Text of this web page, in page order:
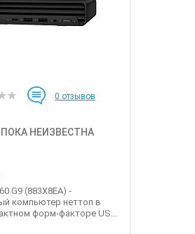
0 отзывов
НЕИЗВЕСТНА
G9 (883X8EA) -
компьютер неттоп в
форм-факторе US...